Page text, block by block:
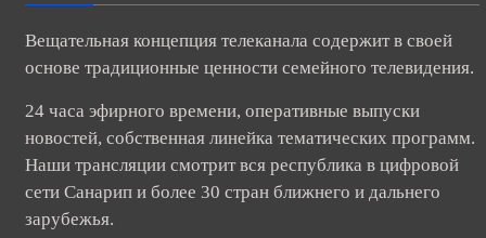
Вещательная концепция телеканала содержит в своей
основе традиционные ценности семейного телевидения.
24 часа эфирного времени, оперативные выпуски
новостей, собственная линейка тематических программ.
Наши трансляции смотрит вся республика в цифровой
сети Санарип и более 30 стран ближнего и дальнего
зарубежья.